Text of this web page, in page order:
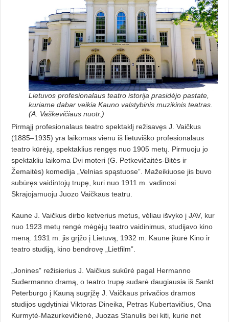
Lietuvos profesionalaus teatro istorija prasidėjo pastate,
kuriame dabar veikia Kauno valstybinis muzikinis teatras.
(A. Vaškevičiaus nuotr.)
Pirmąjį profesionalaus teatro spektaklį režisavęs J. Vaičkus
(1885–1935) yra laikomas vienu iš lietuviško profesionalaus
teatro kūrėjų, spektaklius rengęs nuo 1905 metų. Pirmuoju jo
spektakliu laikoma Dvi moteri (G. Petkevičaitės-Bitės ir
Žemaitės) komedija „Velnias spąstuose”. Mažeikiuose jis buvo
subūręs vaidintojų trupę, kuri nuo 1911 m. vadinosi
Skrajojamuoju Juozo Vaičkaus teatru.
Kaune J. Vaičkus dirbo ketverius metus, vėliau išvyko į JAV, kur
nuo 1923 metų rengė mėgėjų teatro vaidinimus, studijavo kino
meną. 1931 m. jis grįžo į Lietuvą, 1932 m. Kaune įkūrė Kino ir
teatro studiją, kino bendrovę „Lietfilm”.
„Jonines” režisierius J. Vaičkus sukūrė pagal Hermanno
Sudermanno dramą, o teatro trupę sudarė daugiausia iš Sankt
Peterburgo į Kauną sugrįžę J. Vaičkaus privačios dramos
studijos ugdytiniai Viktoras Dineika, Petras Kubertavičius, Ona
Kurmytė-Mazurkevičienė, Juozas Stanulis bei kiti, kurie net